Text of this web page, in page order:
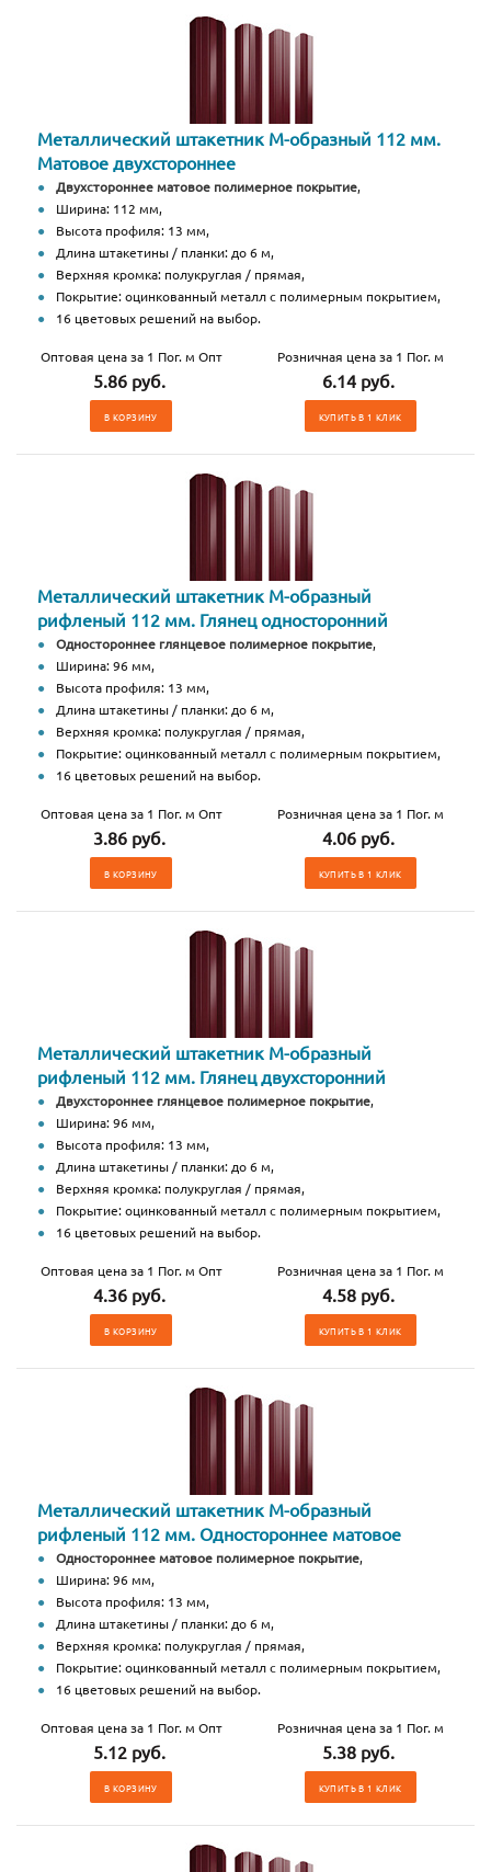
Металлический штакетник М-образный 112 мм.
Матовое двухстороннее
Двухстороннее матовое полимерное покрытие,
Ширина: 112 мм,
Высота профиля: 13 мм,
Длина штакетины / планки: до 6 м,
Верхняя кромка: полукруглая / прямая,
Покрытие: оцинкованный металл с полимерным покрытием,
16 цветовых решений на выбор.
Оптовая цена за 1 Пог. м Опт
5.86 руб.
В КОРЗИНУ
Розничная цена за 1 Пог. м
6.14 руб.
КУПИТЬ В 1 КЛИК
Металлический штакетник М-образный
рифленый 112 мм. Глянец односторонний
Одностороннее глянцевое полимерное покрытие,
Ширина: 96 мм,
Высота профиля: 13 мм,
Длина штакетины / планки: до 6 м,
Верхняя кромка: полукруглая / прямая,
Покрытие: оцинкованный металл с полимерным покрытием,
16 цветовых решений на выбор.
Оптовая цена за 1 Пог. м Опт
3.86 руб.
В КОРЗИНУ
Розничная цена за 1 Пог. м
4.06 руб.
КУПИТЬ В 1 КЛИК
Металлический штакетник М-образный
рифленый 112 мм. Глянец двухсторонний
Двухстороннее глянцевое полимерное покрытие,
Ширина: 96 мм,
Высота профиля: 13 мм,
Длина штакетины / планки: до 6 м,
Верхняя кромка: полукруглая / прямая,
Покрытие: оцинкованный металл с полимерным покрытием,
16 цветовых решений на выбор.
Оптовая цена за 1 Пог. м Опт
4.36 руб.
В КОРЗИНУ
Розничная цена за 1 Пог. м
4.58 руб.
КУПИТЬ В 1 КЛИК
Металлический штакетник М-образный
рифленый 112 мм. Одностороннее матовое
Одностороннее матовое полимерное покрытие,
Ширина: 96 мм,
Высота профиля: 13 мм,
Длина штакетины / планки: до 6 м,
Верхняя кромка: полукруглая / прямая,
Покрытие: оцинкованный металл с полимерным покрытием,
16 цветовых решений на выбор.
Оптовая цена за 1 Пог. м Опт
5.12 руб.
В КОРЗИНУ
Розничная цена за 1 Пог. м
5.38 руб.
КУПИТЬ В 1 КЛИК